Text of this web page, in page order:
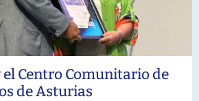
el Centro Comunitario de
de Asturias